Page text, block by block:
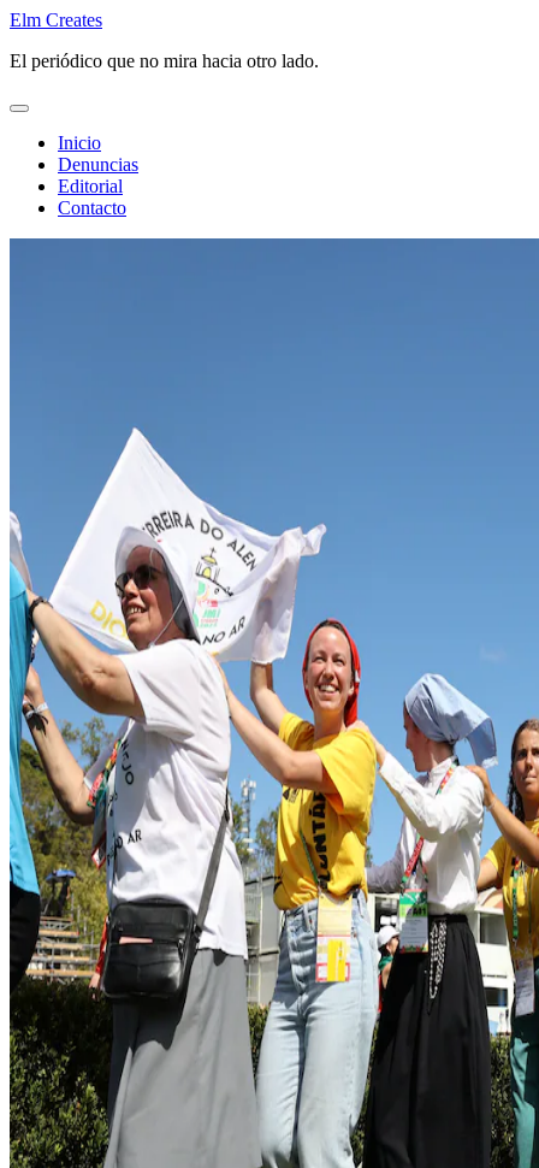
Saltar
contenido
Elm Creates
El periódico que no mira hacia otro lado.
Inicio
Denuncias
Editorial
Contacto